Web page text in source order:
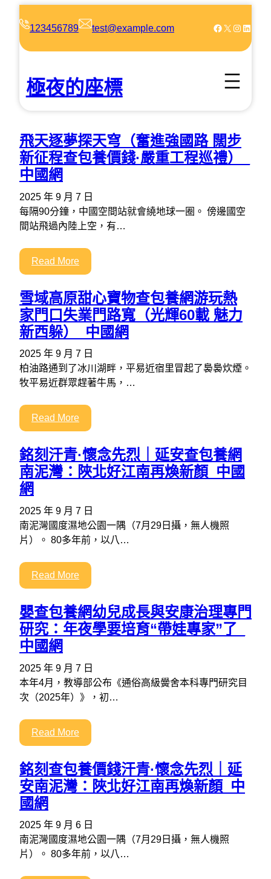
123456789 test@example.com Facebook X Instagram LinkedIn
極夜的座標
飛天逐夢探天穹（奮進強國路 闊步
新征程查包養價錢·嚴重工程巡禮）_
中國網
2025 年 9 月 7 日
每隔90分鐘，中國空間站就會繞地球一圈。 傍邊國空
間站飛過內陸上空，有…
Read More
雪域高原甜心寶物查包養網游玩熱
家門口失業門路寬（光輝60載 魅力
新西躲）_中國網
2025 年 9 月 7 日
柏油路通到了冰川湖畔，平易近宿里冒起了裊裊炊煙。
牧平易近群眾趕著牛馬，…
Read More
銘刻汗青·懷念先烈｜延安查包養網
南泥灣：陜北好江南再煥新顏_中國
網
2025 年 9 月 7 日
南泥灣國度濕地公園一隅（7月29日攝，無人機照
片）。 80多年前，以八…
Read More
嬰查包養網幼兒成長與安康治理專門
研究：年夜學要培育“帶娃專家”了_
中國網
2025 年 9 月 7 日
本年4月，教導部公布《通俗高級黌舍本科專門研究目
次（2025年）》，初…
Read More
銘刻查包養價錢汗青·懷念先烈｜延
安南泥灣：陜北好江南再煥新顏_中
國網
2025 年 9 月 6 日
南泥灣國度濕地公園一隅（7月29日攝，無人機照
片）。 80多年前，以八…